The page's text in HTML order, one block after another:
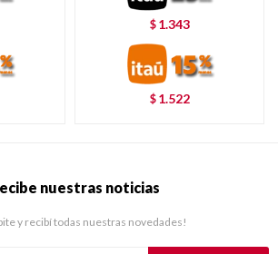
$ 1.343
$ 1.522
nuestras noticias
y recibí todas nuestras novedades!